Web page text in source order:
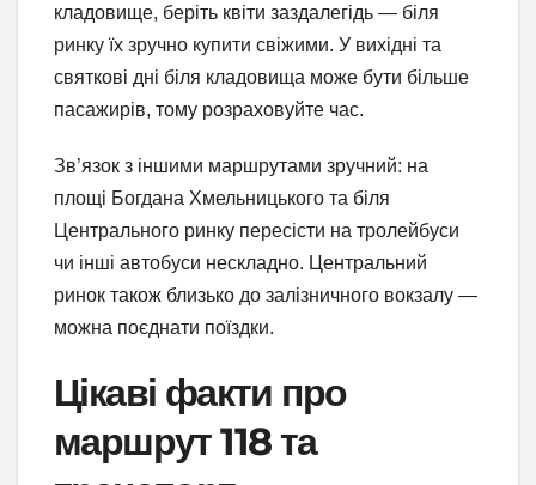
кладовище, беріть квіти заздалегідь — біля
ринку їх зручно купити свіжими. У вихідні та
святкові дні біля кладовища може бути більше
пасажирів, тому розраховуйте час.
Зв’язок з іншими маршрутами зручний: на
площі Богдана Хмельницького та біля
Центрального ринку пересісти на тролейбуси
чи інші автобуси нескладно. Центральний
ринок також близько до залізничного вокзалу —
можна поєднати поїздки.
Цікаві факти про
маршрут 118 та